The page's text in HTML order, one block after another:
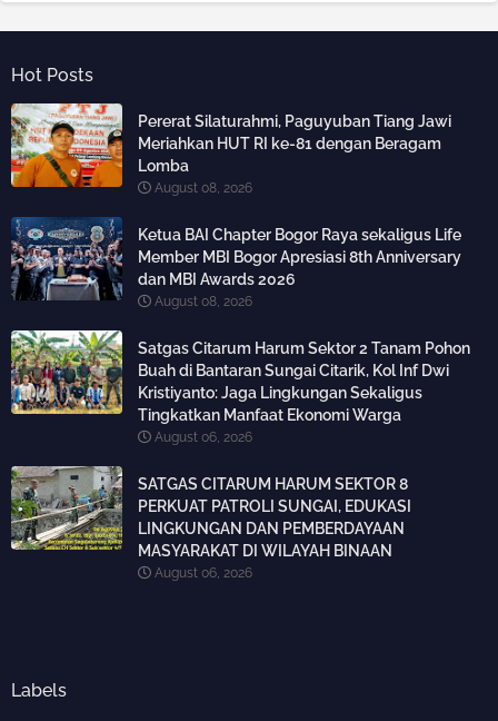
Hot Posts
Pererat Silaturahmi, Paguyuban Tiang Jawi
Meriahkan HUT RI ke-81 dengan Beragam
Lomba
August 08, 2026
Ketua BAI Chapter Bogor Raya sekaligus Life
Member MBI Bogor Apresiasi 8th Anniversary
dan MBI Awards 2026
August 08, 2026
Satgas Citarum Harum Sektor 2 Tanam Pohon
Buah di Bantaran Sungai Citarik, Kol Inf Dwi
Kristiyanto: Jaga Lingkungan Sekaligus
Tingkatkan Manfaat Ekonomi Warga
August 06, 2026
SATGAS CITARUM HARUM SEKTOR 8
PERKUAT PATROLI SUNGAI, EDUKASI
LINGKUNGAN DAN PEMBERDAYAAN
MASYARAKAT DI WILAYAH BINAAN
August 06, 2026
Labels